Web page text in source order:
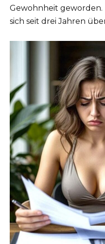
Gewohnheit
sich seit drei Jahren